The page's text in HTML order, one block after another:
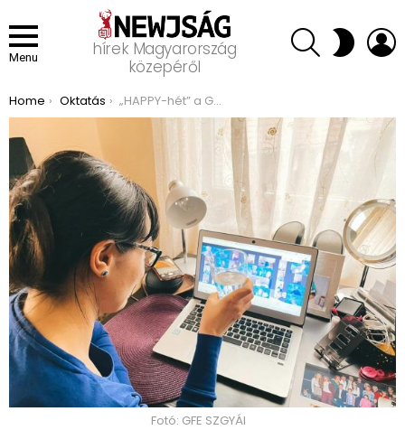
Menu
hírek Magyarország
közepéről
SEARCH SWITCH
SKIN
You are here:
Home Oktatás „HAPPY-hét” a Gyakorlóban
Fotó: GFE SZGYÁI